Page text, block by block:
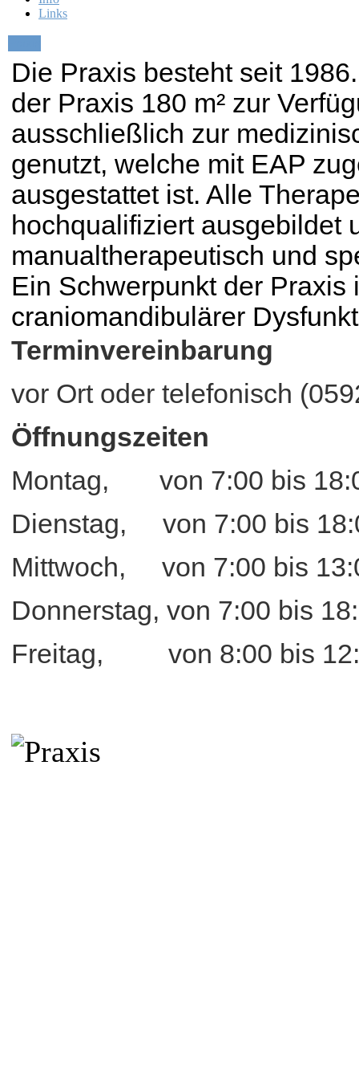
Links
Die Praxis besteht seit
der Praxis 180 m² zur
ausschließlich zur
genutzt, welche mit EAP
ausgestattet ist. Alle
hochqualifiziert ausgebildet
manualtherapeutisch und
Ein Schwerpunkt der
craniomandibulärer
Terminvereinbarung
vor Ort oder telefonisch
Öffnungszeiten
Montag, von 7:00 bis
Dienstag, von 7:00 bis
Mittwoch, von 7:00 bis
Donnerstag, von 7:00
Freitag, von 8:00 bis